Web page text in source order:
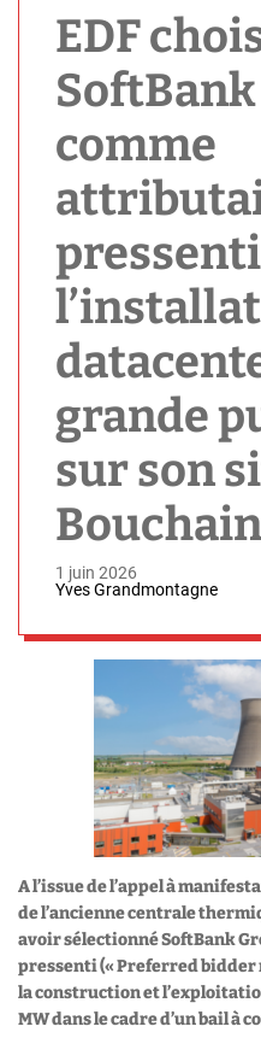
EDF
comme
grande
sur son
1 juin 2026
Yves Grandmontagne
A l’issue de l’appel à
de l’ancienne centrale
avoir sélectionné SoftBank
pressenti (« Preferred bidder
la construction et
MW dans le cadre d’un bail à